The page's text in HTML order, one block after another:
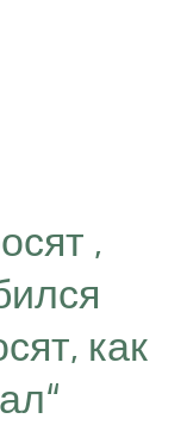
,
как